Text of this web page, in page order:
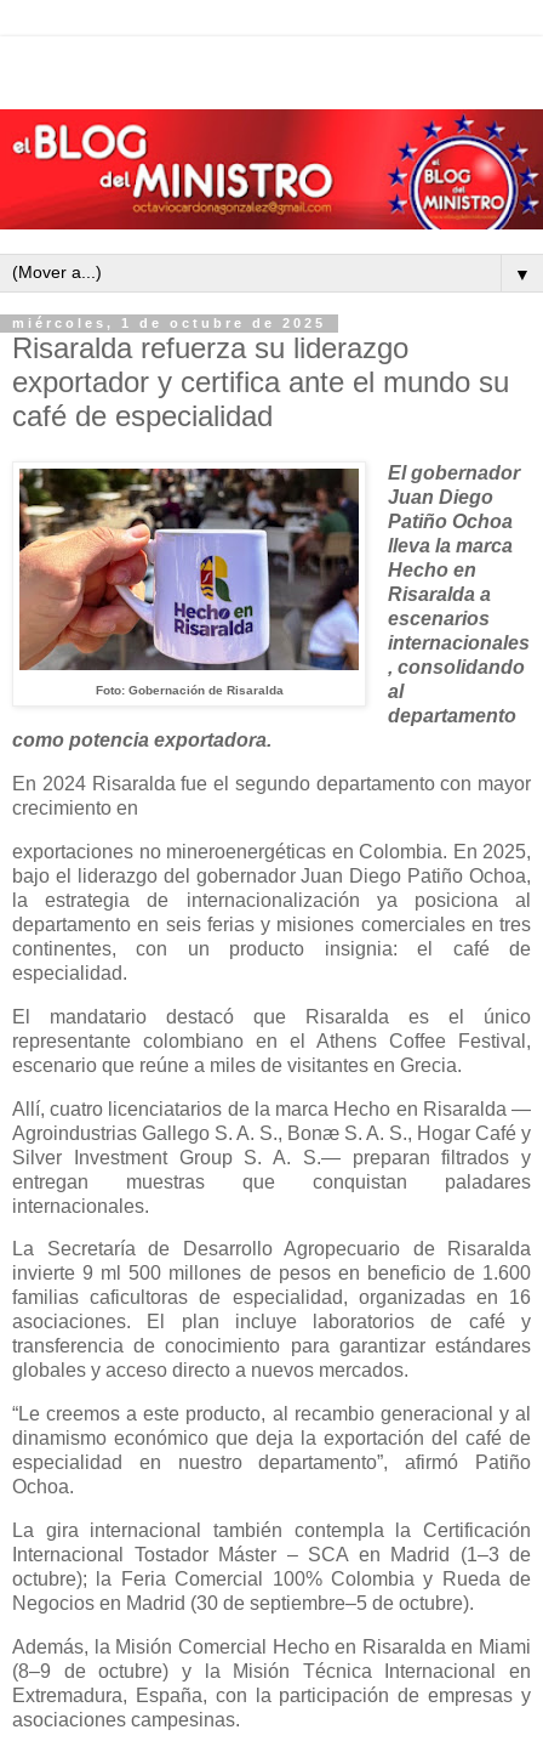
▼
miércoles, 1 de octubre de 2025
Risaralda refuerza su liderazgo
exportador y certifica ante el mundo su
café de especialidad
Foto: Gobernación de Risaralda
El gobernador
Juan Diego
Patiño Ochoa
lleva la marca
Hecho en
Risaralda a
escenarios
internacionales
, consolidando
al
departamento
como potencia exportadora.
En 2024 Risaralda fue el segundo departamento con mayor
crecimiento en
exportaciones no mineroenergéticas en Colombia. En 2025,
bajo el liderazgo del gobernador Juan Diego Patiño Ochoa,
la estrategia de internacionalización ya posiciona al
departamento en seis ferias y misiones comerciales en tres
continentes, con un producto insignia: el café de
especialidad.
El mandatario destacó que Risaralda es el único
representante colombiano en el Athens Coffee Festival,
escenario que reúne a miles de visitantes en Grecia.
Allí, cuatro licenciatarios de la marca Hecho en Risaralda —
Agroindustrias Gallego S. A. S., Bonæ S. A. S., Hogar Café y
Silver Investment Group S. A. S.— preparan filtrados y
entregan muestras que conquistan paladares
internacionales.
La Secretaría de Desarrollo Agropecuario de Risaralda
invierte 9 ml 500 millones de pesos en beneficio de 1.600
familias caficultoras de especialidad, organizadas en 16
asociaciones. El plan incluye laboratorios de café y
transferencia de conocimiento para garantizar estándares
globales y acceso directo a nuevos mercados.
“Le creemos a este producto, al recambio generacional y al
dinamismo económico que deja la exportación del café de
especialidad en nuestro departamento”, afirmó Patiño
Ochoa.
La gira internacional también contempla la Certificación
Internacional Tostador Máster – SCA en Madrid (1–3 de
octubre); la Feria Comercial 100% Colombia y Rueda de
Negocios en Madrid (30 de septiembre–5 de octubre).
Además, la Misión Comercial Hecho en Risaralda en Miami
(8–9 de octubre) y la Misión Técnica Internacional en
Extremadura, España, con la participación de empresas y
asociaciones campesinas.